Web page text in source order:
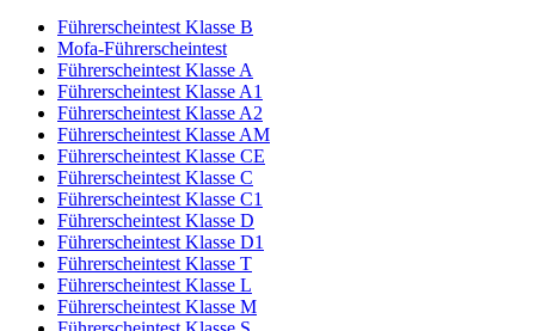
Führerscheintest Klasse B
Mofa-Führerscheintest
Führerscheintest Klasse A
Führerscheintest Klasse A1
Führerscheintest Klasse A2
Führerscheintest Klasse AM
Führerscheintest Klasse CE
Führerscheintest Klasse C
Führerscheintest Klasse C1
Führerscheintest Klasse D
Führerscheintest Klasse D1
Führerscheintest Klasse T
Führerscheintest Klasse L
Führerscheintest Klasse M